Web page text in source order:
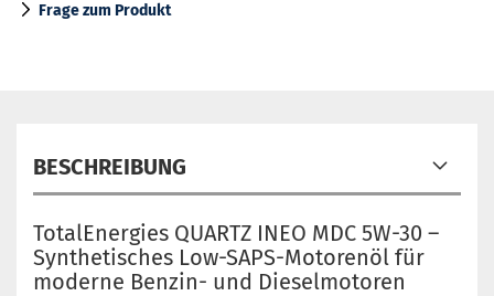
Frage zum Produkt
BESCHREIBUNG
TotalEnergies QUARTZ INEO MDC 5W-30 –
Synthetisches Low-SAPS-Motorenöl für
moderne Benzin- und Dieselmotoren